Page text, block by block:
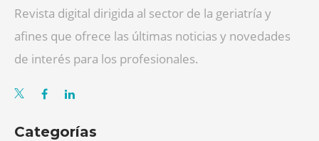
Revista digital dirigida al sector de la geriatría y
afines que ofrece las últimas noticias y novedades
de interés para los profesionales.
Categorías